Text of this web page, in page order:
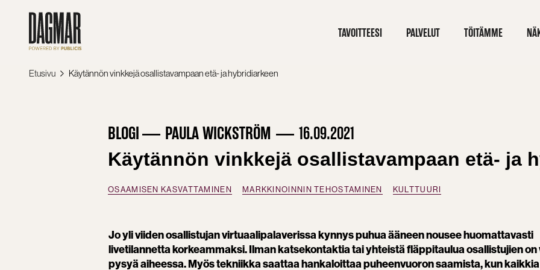
sisältöön
TAVOITTEESI PALVELUT TÖITÄMME
Etusivu Käytännön vinkkejä osallistavampaan etä- ja hybridiarkeen
BLOGI PAULA WICKSTRÖM 16.09.2021
Käytännön vinkkejä osallistavampaan etä- ja
OSAAMISEN KASVATTAMINEN MARKKINOINNIN TEHOSTAMINEN KULTTUURI
Jo yli viiden osallistujan virtuaalipalaverissa kynnys puhua ääneen nousee huomattavasti
livetilannetta korkeammaksi. Ilman katsekontaktia tai yhteistä fläppitaulua osallistujien on
pysyä aiheessa. Myös tekniikka saattaa hankaloittaa puheenvuoron saamista, kun